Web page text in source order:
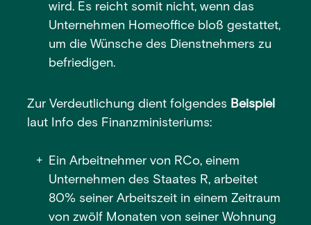
wird. Es reicht somit nicht, wenn das
Unternehmen Homeoffice bloß gestattet,
um die Wünsche des Dienstnehmers zu
befriedigen.
Zur Verdeutlichung dient folgendes Beispiel
laut Info des Finanzministeriums:
Ein Arbeitnehmer von RCo, einem
Unternehmen des Staates R, arbeitet
80% seiner Arbeitszeit in einem Zeitraum
von zwölf Monaten von seiner Wohnung